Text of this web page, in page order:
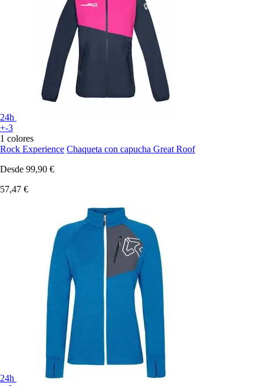
24h
+-3
1 colores
Rock Experience Chaqueta con capucha Great Roof
Desde 99,90 €
57,47 €
24h